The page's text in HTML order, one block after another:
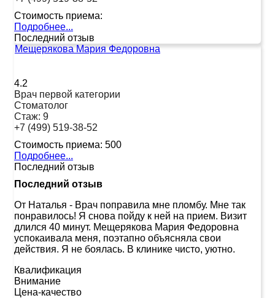
Стоимость приема:
Подробнее...
Последний отзыв
Мещерякова Мария Федоровна
4.2
Врач первой категории
Стоматолог
Стаж: 9
+7 (499) 519-38-52
Стоимость приема: 500
Подробнее...
Последний отзыв
Последний отзыв
От Наталья - Врач поправила мне пломбу. Мне так
понравилось! Я снова пойду к ней на прием. Визит
длился 40 минут. Мещерякова Мария Федоровна
успокаивала меня, поэтапно объясняла свои
действия. Я не боялась. В клинике чисто, уютно.
Квалификация
Внимание
Цена-качество